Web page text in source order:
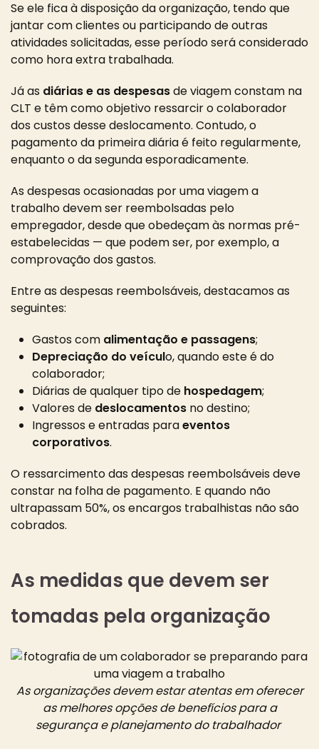
Se ele fica à disposição da organização, tendo que
jantar com clientes ou participando de outras
atividades solicitadas, esse período será considerado
como hora extra trabalhada.
Já as diárias e as despesasde viagem constam na
CLT e têm como objetivo ressarcir o colaborador
dos custos desse deslocamento. Contudo, o
pagamento da primeira diária é feito regularmente,
enquanto o da segunda esporadicamente.
As despesas ocasionadas por uma viagem a
trabalho devem ser reembolsadas pelo
empregador, desde que obedeçam às normas pré-
estabelecidas — que podem ser, por exemplo, a
comprovação dos gastos.
Entre as despesas reembolsáveis, destacamos as
seguintes:
Gastos com alimentação e passagens;
Depreciação do veículo, quando este é do
colaborador;
Diárias de qualquer tipo de hospedagem;
Valores de deslocamentos no destino;
Ingressos e entradas paraeventos
corporativos.
O ressarcimento das despesas reembolsáveis deve
constar na folha de pagamento. E quando não
ultrapassam 50%, os encargos trabalhistas não são
cobrados.
As medidas que devem ser
tomadas pela organização
As organizações devem estar atentas em oferecer
as melhores opções de benefícios para a
segurança e planejamento do trabalhador